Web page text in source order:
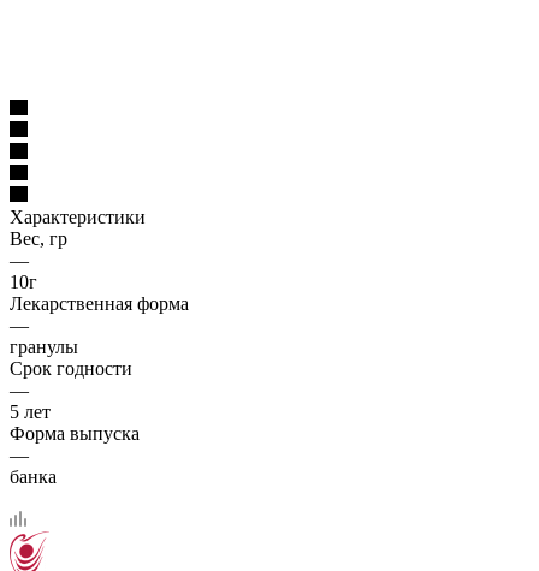
Характеристики
Вес, гр
—
10г
Лекарственная форма
—
гранулы
Срок годности
—
5 лет
Форма выпуска
—
банка